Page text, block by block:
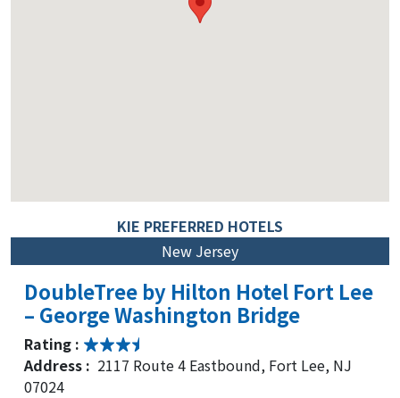
KIE PREFERRED HOTELS
New Jersey
DoubleTree by Hilton Hotel Fort Lee
– George Washington Bridge
Rating :
Address : 2117 Route 4 Eastbound, Fort Lee, NJ
07024